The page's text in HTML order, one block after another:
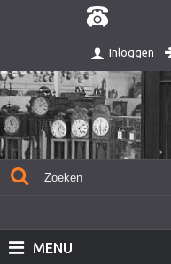
Inloggen
MENU